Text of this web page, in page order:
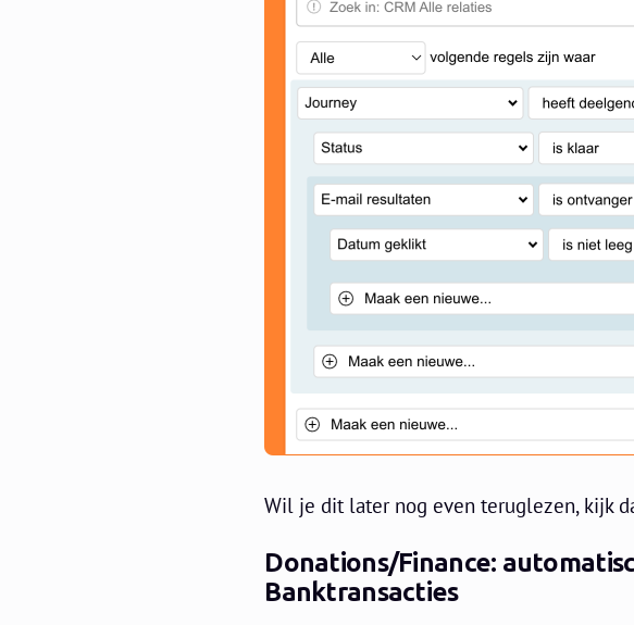
Wil je dit later nog even teruglezen, kijk
Donations/Finance:
Banktransacties